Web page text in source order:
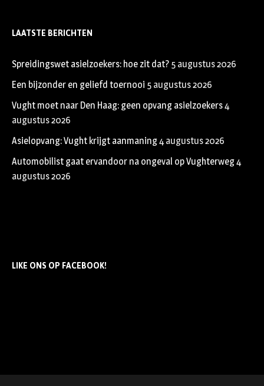
LAATSTE BERICHTEN
Spreidingswet asielzoekers: hoe zit dat? 5 augustus 2026
Een bijzonder en geliefd toernooi 5 augustus 2026
Vught moet naar Den Haag: geen opvang asielzoekers4
augustus 2026
Asielopvang: Vught krijgt aanmaning4 augustus 2026
Automobilist gaat ervandoor na ongeval op Vughterweg4
augustus 2026
LIKE ONS OP FACEBOOK!